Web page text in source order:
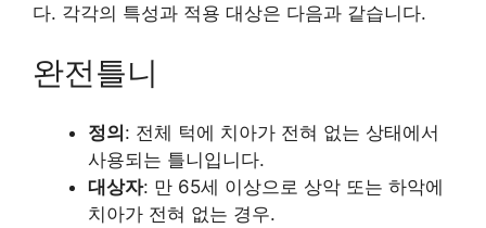
다. 각각의 특성과 적용 대상은 다음과 같습니다.
완전틀니
정의: 전체 턱에 치아가 전혀 없는 상태에서
사용되는 틀니입니다.
대상자: 만 65세 이상으로 상악 또는 하악에
치아가 전혀 없는 경우.